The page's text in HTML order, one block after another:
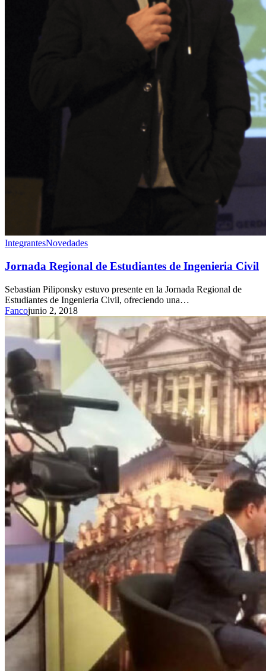
IntegrantesNovedades
Jornada Regional de Estudiantes de Ingenieria Civil
Sebastian Piliponsky estuvo presente en la Jornada Regional de
Estudiantes de Ingenieria Civil, ofreciendo una…
Fancojunio 2, 2018